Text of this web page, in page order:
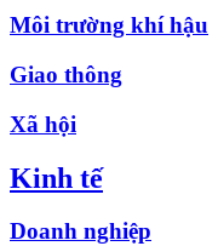
Môi trường khí hậu
Giao thông
Xã hội
Kinh tế
Doanh nghiệp